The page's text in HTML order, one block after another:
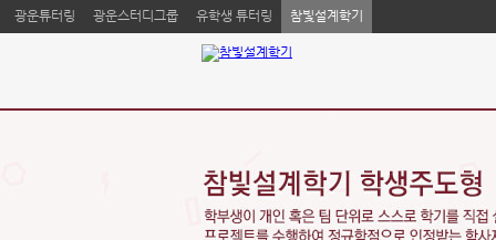
광운튜터링 광운스터디그룹 유학생 튜터링 참빛설계학기